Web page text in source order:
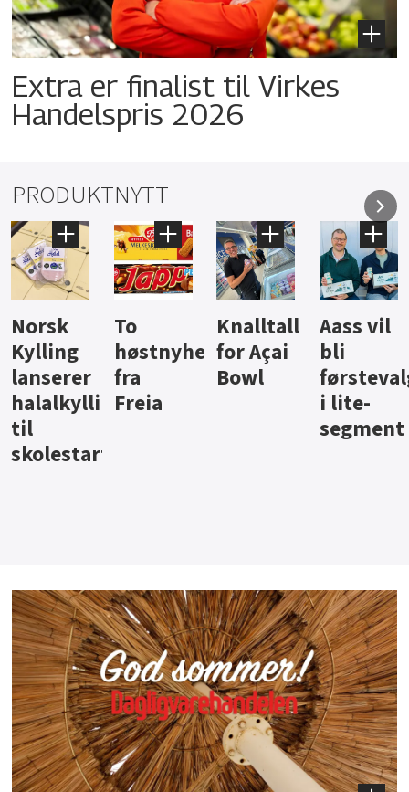
Extra er finalist til Virkes
Handelspris 2026
PRODUKTNYTT
Knalltall
for Açai
Bowl
Aass vil
bli
førstevalg
i lite-
Brus og
jus fra
Berentsen
Hard
iste fra
Hansa